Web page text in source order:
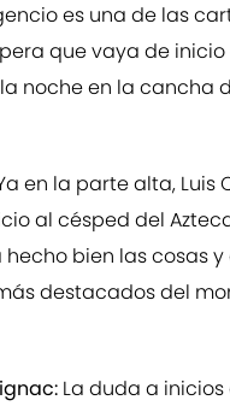
es una de las
que vaya de
noche en la cancha
en la parte alta, Luis
al césped del
bien las cosas y
destacados del
La duda a